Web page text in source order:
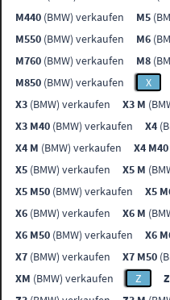
M440 (BMW) verkaufen M5
M550 (BMW) verkaufen M6
M760 (BMW) verkaufen M8
M850 (BMW) verkaufen X
X3 (BMW) verkaufen X3 M
X3 M40 (BMW) verkaufen X4
X4 M (BMW) verkaufen X4 M40
X5 (BMW) verkaufen X5 M
X5 M50 (BMW) verkaufen X5
X6 (BMW) verkaufen X6 M
X6 M50 (BMW) verkaufen X6
X7 (BMW) verkaufen X7 M50
XM (BMW) verkaufen Z